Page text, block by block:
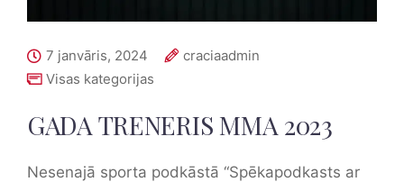
7 janvāris, 2024
craciaadmin
Visas kategorijas
GADA TRENERIS MMA 2023
Nesenajā sporta podkāstā “Spēkapodkasts ar